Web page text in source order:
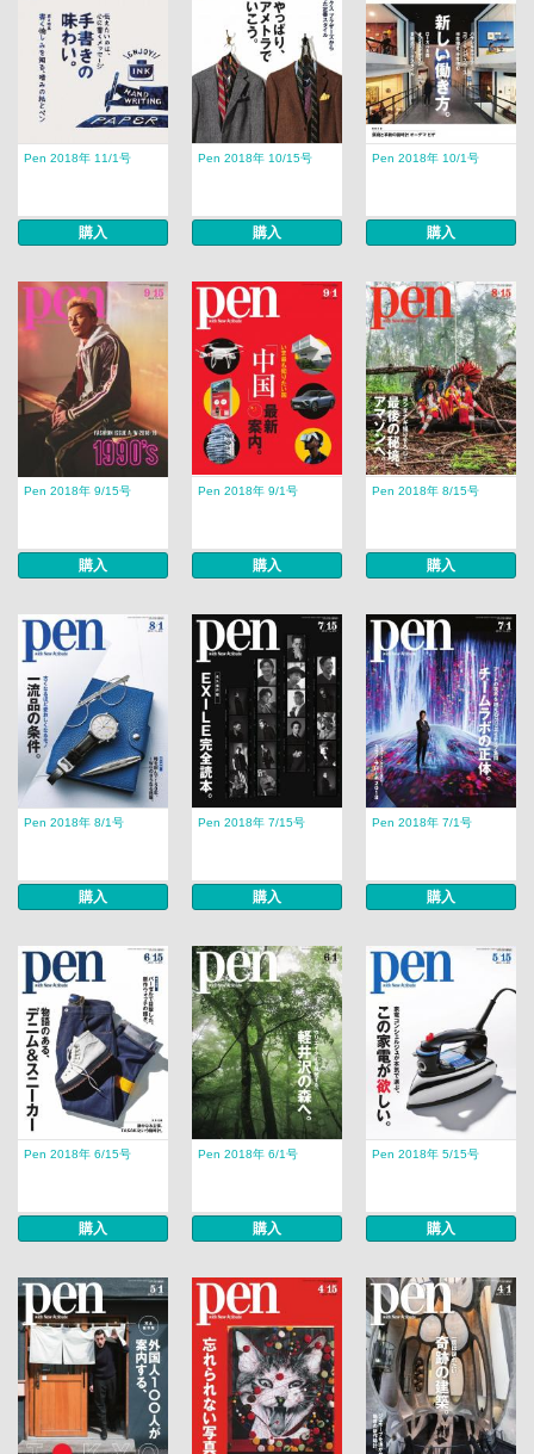
Pen 2018年 11/1号
購入
Pen 2018年 10/15号
購入
Pen 2018年 10/1号
購入
Pen 2018年 9/15号
購入
Pen 2018年 9/1号
購入
Pen 2018年 8/15号
購入
Pen 2018年 8/1号
購入
Pen 2018年 7/15号
購入
Pen 2018年 7/1号
購入
Pen 2018年 6/15号
購入
Pen 2018年 6/1号
購入
Pen 2018年 5/15号
購入